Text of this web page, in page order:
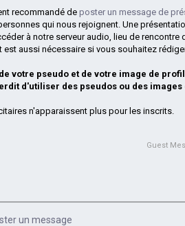
recommandé de poster un message de
qui nous rejoignent. Une
à notre serveur audio, lieu de
est aussi nécessaire si vous souhaitez
votre pseudo et de votre image de
d'utiliser des pseudos ou des
n'apparaissent plus pour les inscrits.
Guest
un message